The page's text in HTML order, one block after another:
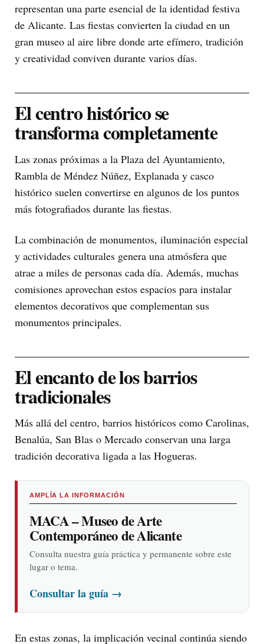
representan una parte esencial de la identidad festiva
de Alicante. Las fiestas convierten la ciudad en un
gran museo al aire libre donde arte efímero, tradición
y creatividad conviven durante varios días.
El centro histórico se
transforma completamente
Las zonas próximas a la Plaza del Ayuntamiento,
Rambla de Méndez Núñez, Explanada y casco
histórico suelen convertirse en algunos de los puntos
más fotografiados durante las fiestas.
La combinación de monumentos, iluminación especial
y actividades culturales genera una atmósfera que
atrae a miles de personas cada día. Además, muchas
comisiones aprovechan estos espacios para instalar
elementos decorativos que complementan sus
monumentos principales.
El encanto de los barrios
tradicionales
Más allá del centro, barrios históricos como Carolinas,
Benalúa, San Blas o Mercado conservan una larga
tradición decorativa ligada a las Hogueras.
AMPLÍA LA INFORMACIÓN
MACA – Museo de Arte
Contemporáneo de Alicante
Consulta nuestra guía práctica y permanente sobre este
lugar o tema.
Consultar la guía →
En estas zonas, la implicación vecinal continúa siendo